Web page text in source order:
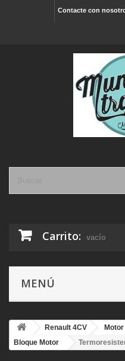
Contacte con
Carrito: vacío
MENÚ
Renault 4CV
Bloque Motor